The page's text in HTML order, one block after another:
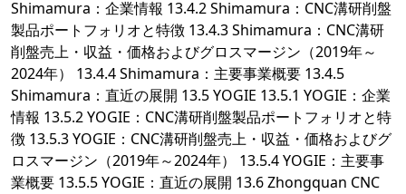
Shimamura：企業情報 13.4.2 Shimamura：CNC溝研削盤
製品ポートフォリオと特徴 13.4.3 Shimamura：CNC溝研
削盤売上・収益・価格およびグロスマージン（2019年～
2024年） 13.4.4 Shimamura：主要事業概要 13.4.5
Shimamura：直近の展開 13.5 YOGIE 13.5.1 YOGIE：企業
情報 13.5.2 YOGIE：CNC溝研削盤製品ポートフォリオと特
徴 13.5.3 YOGIE：CNC溝研削盤売上・収益・価格およびグ
ロスマージン（2019年～2024年） 13.5.4 YOGIE：主要事
業概要 13.5.5 YOGIE：直近の展開 13.6 Zhongquan CNC